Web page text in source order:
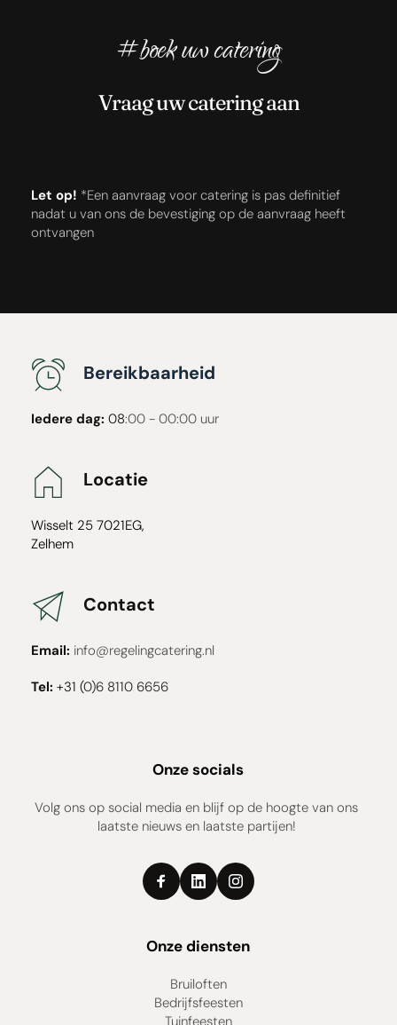
#boek uw catering
Vraag uw catering aan
Let op! *Een aanvraag voor catering is pas definitief
nadat u van ons de bevestiging op de aanvraag heeft
ontvangen
Bereikbaarheid
Iedere dag: 08:00 - 00:00 uur
Locatie
Wisselt 25 7021EG,
Zelhem
Contact
Email: info@regelingcatering.nl
Tel: +31 (0)6 8110 6656
Onze socials
Volg ons op social media en blijf op de hoogte van ons
laatste nieuws en laatste partijen!
Onze diensten
Bruiloften
Bedrijfsfeesten